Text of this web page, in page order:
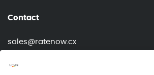
Contact
sales@ratenow.cx